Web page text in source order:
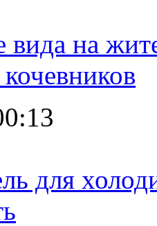
вида на
для